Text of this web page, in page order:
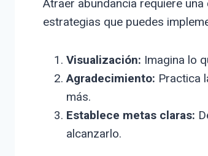
Atraer abundancia requiere
estrategias que puedes
Visualización: Imagina lo
Agradecimiento: Practica
más.
Establece metas claras:
alcanzarlo.